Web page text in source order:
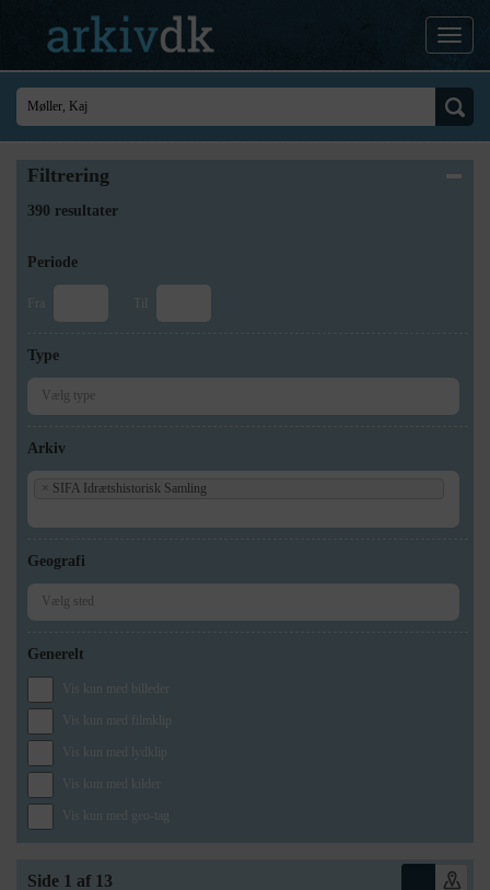
Filtrering
390 resultater
Periode
Fra Til
Type
Arkiv
× SIFA Idrætshistorisk Samling
Geografi
Generelt
Vis kun med billeder
Vis kun med filmklip
Vis kun med lydklip
Vis kun med kilder
Vis kun med geo-tag
Side 1 af 13